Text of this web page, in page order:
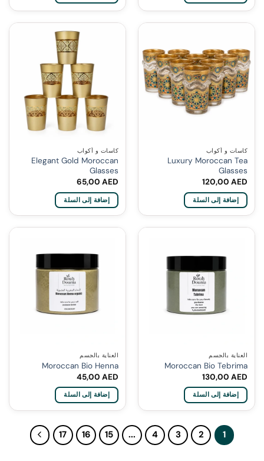
كاسات و أكواب
Luxury Moroccan Tea
Glasses
120,00AED
إضافة إلى السلة
كاسات و أكواب
Elegant Gold Moroccan
Glasses
65,00AED
إضافة إلى السلة
العناية بالجسم
Moroccan Bio Tebrima
130,00AED
إضافة إلى السلة
العناية بالجسم
Moroccan Bio Henna
45,00AED
إضافة إلى السلة
1
2
3
4
...
15
16
17